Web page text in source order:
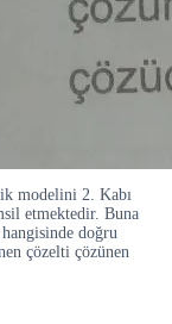
modelini 2. Kabı
etmektedir. Buna
doğru
çözelti çözünen